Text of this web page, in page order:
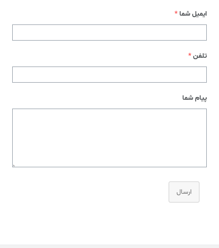
ایمیل شما *
تلفن *
پیام شما
ارسال